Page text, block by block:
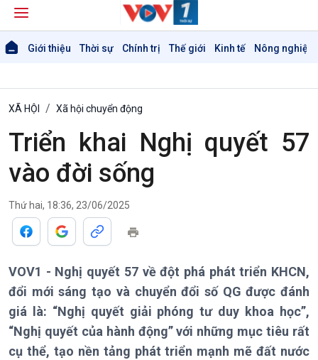
Giới thiệu Thời sự Chính trị Thế giới Kinh tế Nông nghiệp
Giới thiệu
Thời sự 21h30
Bản tin
Chuyên mục
Theo dòng Thời sự
XÃ HỘI Xã hội chuyển động
Triển khai Nghị quyết 57
vào đời sống
Thứ hai, 18:36, 23/06/2025
VOV1 - Nghị quyết 57 về đột phá phát triển KHCN,
đổi mới sáng tạo và chuyển đổi số QG được đánh
giá là: “Nghị quyết giải phóng tư duy khoa học”,
“Nghị quyết của hành động” với những mục tiêu rất
cụ thể, tạo nền tảng phát triển mạnh mẽ đất nước